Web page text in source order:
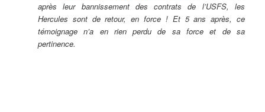
après leur bannissement des contrats de l’USFS, les
Hercules sont de retour, en force ! Et 5 ans après, ce
témoignage n’a en rien perdu de sa force et de sa
pertinence.